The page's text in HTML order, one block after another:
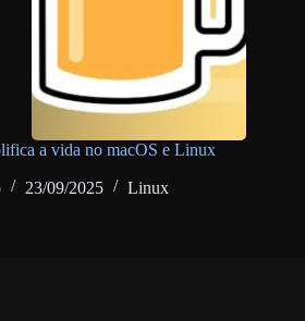
a vida no macOS e Linux
23/09/2025 Linux